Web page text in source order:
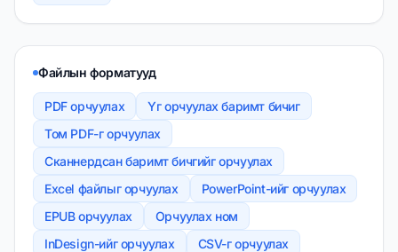
Файлын форматууд
PDF орчуулах
Үг орчуулах баримт бичиг
Том PDF-г орчуулах
Сканнердсан баримт бичгийг орчуулах
Excel файлыг орчуулах
PowerPoint-ийг орчуулах
EPUB орчуулах
Орчуулах ном
InDesign-ийг орчуулах
CSV-г орчуулах